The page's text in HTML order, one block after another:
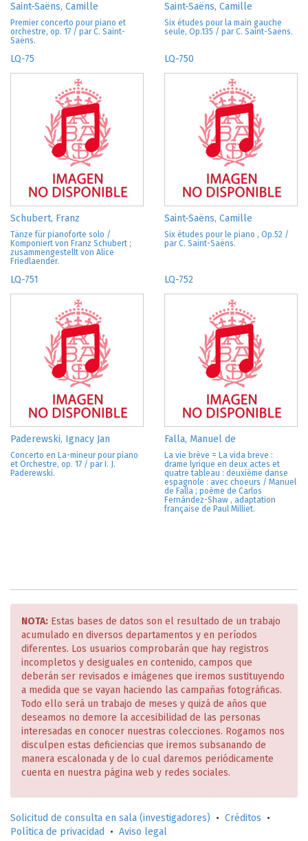
Saint-Saëns, Camille
Premier concerto pour piano et
orchestre, op. 17 / par C. Saint-
Saëns.
Saint-Saëns, Camille
Six études pour la main gauche
seule, Op.135 / par C. Saint-Saëns.
LQ-75
Schubert, Franz
Tänze für pianoforte solo /
Komponiert von Franz Schubert ;
zusammengestellt von Alice
Friedlaender.
LQ-750
Saint-Saëns, Camille
Six études pour le piano , Op.52 /
par C. Saint-Saëns.
LQ-751
Paderewski, Ignacy Jan
Concerto en La-mineur pour piano
et Orchestre, op. 17 / par I. J.
Paderewski.
LQ-752
Falla, Manuel de
La vie brève = La vida breve :
drame lyrique en deux actes et
quatre tableau : deuxième danse
espagnole : avec choeurs / Manuel
de Falla ; poème de Carlos
Fernández-Shaw , adaptation
française de Paul Milliet.
NOTA: Estas bases de datos son el resultado de un trabajo
acumulado en diversos departamentos y en períodos
diferentes. Los usuarios comprobarán que hay registros
incompletos y desiguales en contenido, campos que
deberán ser revisados e imágenes que iremos sustituyendo
a medida que se vayan haciendo las campañas fotográficas.
Todo ello será un trabajo de meses y quizá de años que
deseamos no demore la accesibilidad de las personas
interesadas en conocer nuestras colecciones. Rogamos nos
disculpen estas deficiencias que iremos subsanando de
manera escalonada y de lo cual daremos periódicamente
cuenta en nuestra página web y redes sociales.
Solicitud de consulta en sala (investigadores) • Créditos •
Política de privacidad
• Aviso legal